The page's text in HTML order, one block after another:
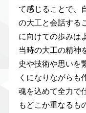
て感じることで、
の大工と会話する
に向けての歩みは
当時の大工の精神
史や技術や思いを
くになりながらも
魂を込めて全力で
もどこか重なるも